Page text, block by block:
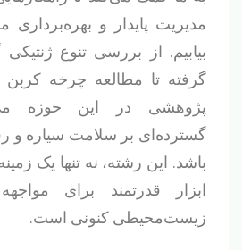
مدیریت پایدار و بهره‌برداری
بیابیم. از بررسی تنوع
گرفته تا مطالعه چرخه کربن
پژوهشی در این حوزه
گسترده‌ای بر سلامت سیاره و
باشد. این رشته، نه تنها یک
ابزار قدرتمند برای
زیست‌محیطی کنونی است.